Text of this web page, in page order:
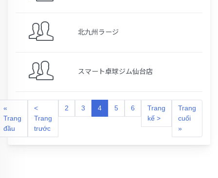
北九州ラージ
スマート卓球ジム仙台店
«
Trang
đầu
<
Trang
trước
2 3 4 5 6
Trang
kế >
Trang
cuối
»